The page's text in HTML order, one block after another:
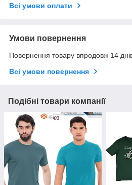
Всі умови оплати
Умови повернення
Повернення товару впродовж 14
Всі умови повернення
Подібні товари компанії